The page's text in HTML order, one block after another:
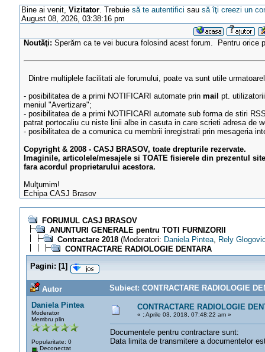
Bine ai venit, Vizitator. Trebuie să te autentifici sau să îţi creezi un
August 08, 2026, 03:38:16 pm
Noutăţi: Sperăm ca te vei bucura folosind acest forum. Pentru orice
Dintre multiplele facilitati ale forumului, poate va sunt utile
- posibilitatea de a primi NOTIFICARI automate prinmail pt.
meniul "Avertizare";
- posibilitatea de a primi NOTIFICARI automate sub forma de stiri
patrat portocaliu cu niste linii albe in casuta in care scrieti adresa de
- posibilitatea de a comunica cu membrii inregistrati prin mesageria
Copyright & 2008 - CASJ BRASOV, toate drepturile rezervate.
Imaginile, articolele/mesajele si TOATE fisierele din prezentul
fara acordul proprietarului acestora.
Mulţumim!
Echipa CASJ Brasov
FORUMUL CASJ BRASOV
ANUNTURI GENERALE pentru TOTI FURNIZORII
Contractare 2018(Moderatori: Daniela Pintea, Rely
CONTRACTARE RADIOLOGIE DENTARA
Pagini: [1]
Autor
Subiect: CONTRACTARE RADIOLOGIE
Daniela Pintea
Moderator
Membru plin
Popularitate: 0
Deconectat
CONTRACTARE RADIOLOGIE
« :Aprile 03, 2018, 07:48:22 am »
Documentele pentru contractare sunt:
Data limita de transmitere a documentelor